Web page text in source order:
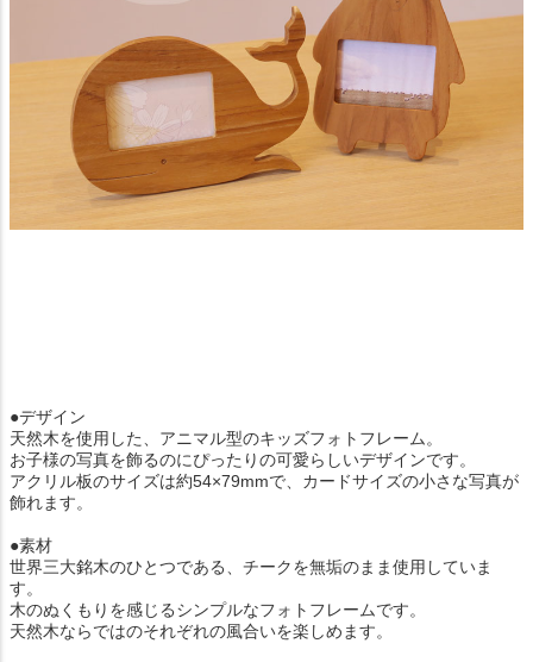
●デザイン
天然木を使用した、アニマル型のキッズフォトフレーム。
お子様の写真を飾るのにぴったりの可愛らしいデザインです。
アクリル板のサイズは約54×79mmで、カードサイズの小さな写真が
飾れます。
●素材
世界三大銘木のひとつである、チークを無垢のまま使用していま
す。
木のぬくもりを感じるシンプルなフォトフレームです。
天然木ならではのそれぞれの風合いを楽しめます。